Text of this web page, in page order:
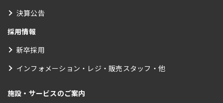
決算公告
採用情報
新卒採用
インフォメーション・レジ・販売スタッフ・他
施設・サービスのご案内